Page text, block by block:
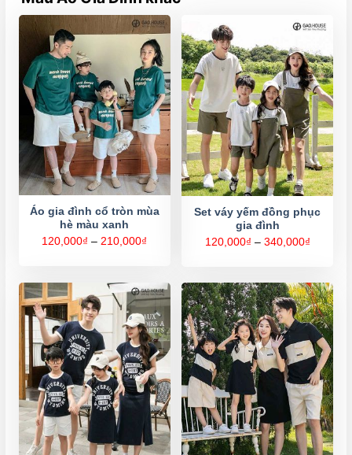
Áo gia đình cổ tròn mùa
hè màu xanh
120,000₫ – 210,000₫
210,000₫
Set váy yếm đồng phục
gia đình
120,000₫ – 340,000₫Khoảng
đến